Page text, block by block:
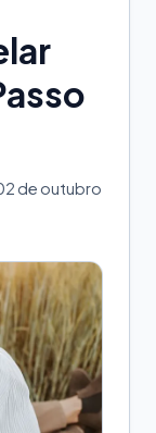
de outubro